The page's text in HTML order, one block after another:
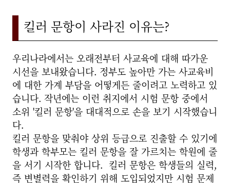
킬러 문항이 사라진 이유는?
우리나라에서는 오래전부터 사교육에 대해 따가운
시선을 보내왔습니다. 정부도 높아만 가는 사교육비
에 대한 가계 부담을 어떻게든 줄이려고 노력하고 있
습니다. 작년에는 이런 취지에서 시험 문항 중에서
소위 '킬러 문항'을 대대적으로 손을 보기 시작했습니
다.
킬러 문항을 맞춰야 상위 등급으로 진출할 수 있기에
학생과 학부모는 킬러 문항을 잘 가르치는 학원에 줄
을 서기 시작한 합니다. 킬러 문항은 학생들의 실력,
즉 변별력을 확인하기 위해 도입되었지만 시험 문제